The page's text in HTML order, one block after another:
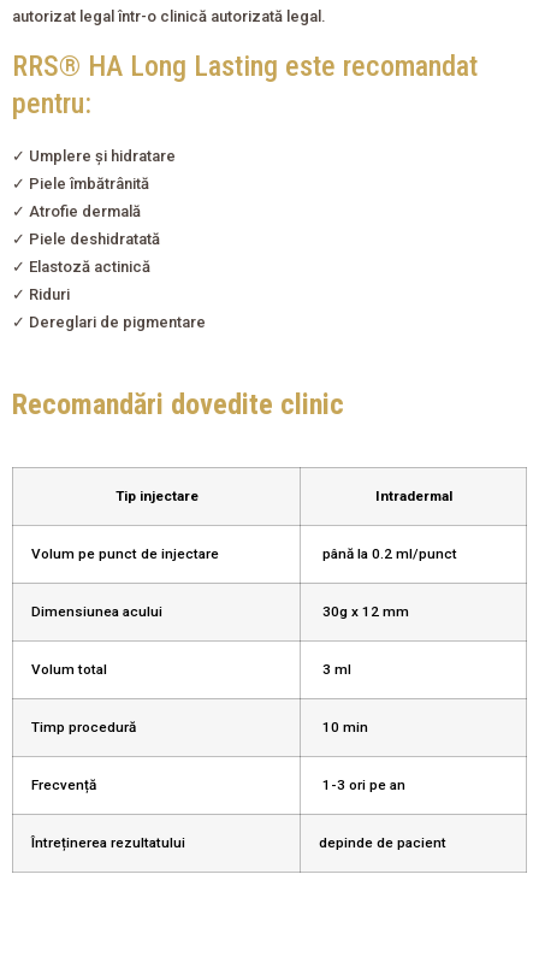
autorizat legal într-o clinică autorizată legal.
RRS® HA Long Lasting este recomandat
pentru:
✓ Umplere și hidratare
✓ Piele îmbătrânită
✓ Atrofie dermală
✓ Piele deshidratată
✓ Elastoză actinică
✓ Riduri
✓ Dereglari de pigmentare
Recomandări dovedite clinic
Tip injectare Intradermal
Volum pe punct de injectare până la 0.2 ml/punct
Dimensiunea acului 30g x 12 mm
Volum total 3 ml
Timp procedură 10 min
Frecvență 1-3 ori pe an
Întreținerea rezultatului depinde de pacient